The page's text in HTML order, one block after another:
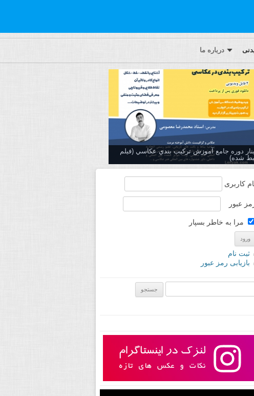
درباره ما
دوره جامع آموزش تركيب بندي عكاسي (فیلم
شده)
کاربری
عبور
مرا به خاطر بسپار
ثبت نام
بازیابی رمز عبور